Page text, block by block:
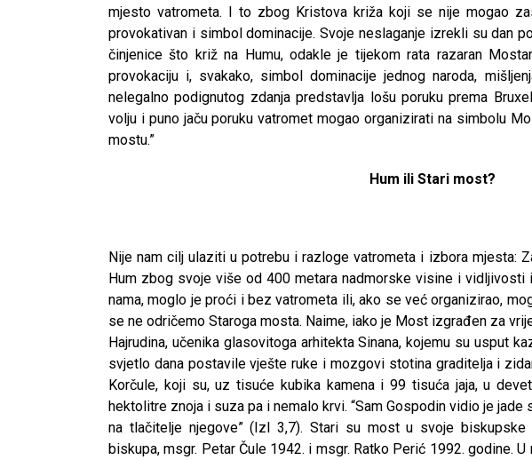
mjesto vatrometa. I to zbog Kristova križa koji se nije mogao
provokativan i simbol dominacije. Svoje neslaganje izrekli su dan
činjenice što križ na Humu, odakle je tijekom rata razaran
provokaciju i, svakako, simbol dominacije jednog naroda,
nelegalno podignutog zdanja predstavlja lošu poruku prema
volju i puno jaču poruku vatromet mogao organizirati na simbolu
mostu.”
Hum ili Stari most?
Nije nam cilj ulaziti u potrebu i razloge vatrometa i izbora mjesta:
Hum zbog svoje više od 400 metara nadmorske visine i
nama, moglo je proći i bez vatrometa ili, ako se već organizirao,
se ne odričemo Staroga mosta. Naime, iako je Most izgrađen za
Hajrudina, učenika glasovitoga arhitekta Sinana, kojemu su usput
svjetlo dana postavile vješte ruke i mozgovi stotina graditelja i
Korčule, koji su, uz tisuće kubika kamena i 99 tisuća jaja, u
hektolitre znoja i suza pa i nemalo krvi. “Sam Gospodin vidio je jade
na tlačitelje njegove” (Izl 3,7). Stari su most u svoje
biskupa, msgr. Petar Čule 1942. i msgr. Ratko Perić 1992. godine.